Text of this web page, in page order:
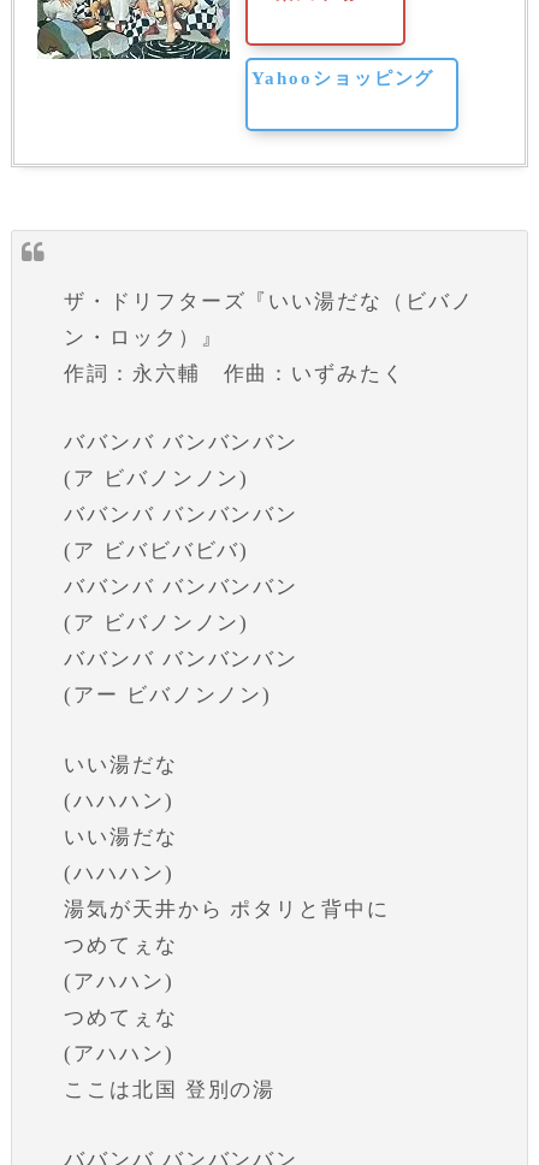
Yahooショッピング
ザ・ドリフターズ『いい湯だな（ビバノ
ン・ロック）』
作詞：永六輔 作曲：いずみたく
ババンバ バンバンバン
(ア ビバノンノン)
ババンバ バンバンバン
(ア ビバビバビバ)
ババンバ バンバンバン
(ア ビバノンノン)
ババンバ バンバンバン
(アー ビバノンノン)
いい湯だな
(ハハハン)
いい湯だな
(ハハハン)
湯気が天井から ポタリと背中に
つめてぇな
(アハハン)
つめてぇな
(アハハン)
ここは北国 登別の湯
ババンバ バンバンバン